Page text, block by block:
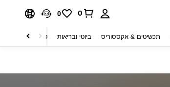
0
0
תכשיטים & אקססוריס ביוטי ובריאות טקסטיל לבית